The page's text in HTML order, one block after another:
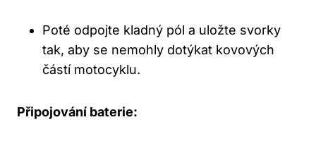
Poté odpojte kladný pól a uložte svorky
tak, aby se nemohly dotýkat kovových
částí motocyklu.
Připojování baterie: